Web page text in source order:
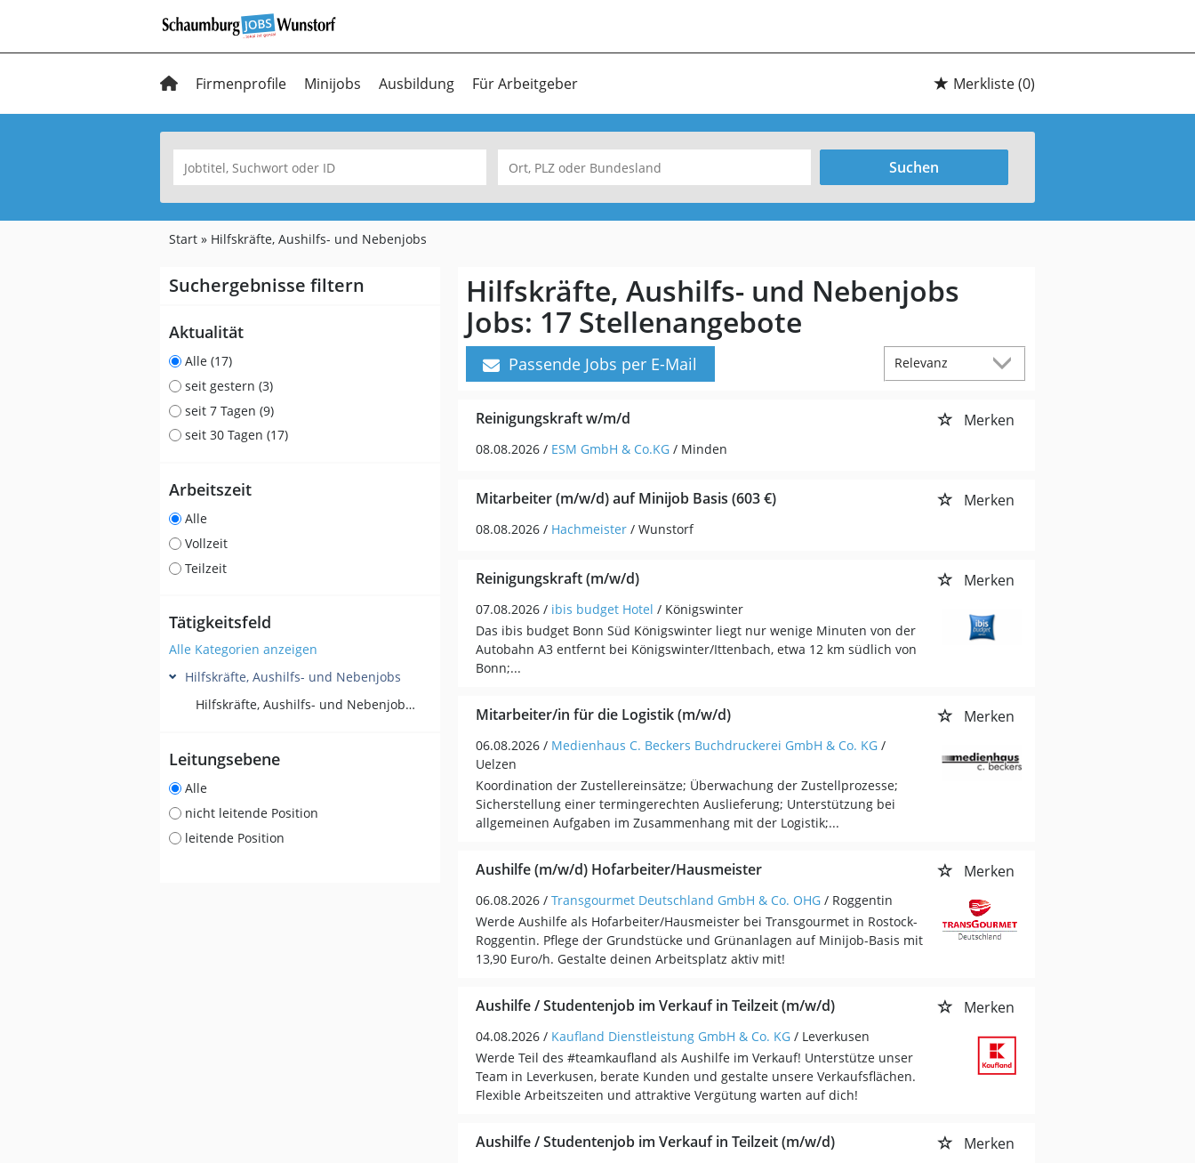
Firmenprofile Minijobs Ausbildung Für Arbeitgeber Merkliste(0)
Suchen
Start Hilfskräfte, Aushilfs- und Nebenjobs
Suchergebnisse filtern
Aktualität
Alle (17)
seit gestern (3)
seit 7 Tagen (9)
seit 30 Tagen (17)
Arbeitszeit
Alle
Vollzeit
Teilzeit
Tätigkeitsfeld
Alle Kategorien anzeigen
Hilfskräfte, Aushilfs- und Nebenjobs
Hilfskräfte, Aushilfs- und Nebenjobs (17)
Leitungsebene
Alle
nicht leitende Position
leitende Position
Hilfskräfte, Aushilfs- und Nebenjobs
Jobs: 17 Stellenangebote
Passende Jobs per E-Mail
Reinigungskraft w/m/d Merken
08.08.2026 / ESM GmbH & Co.KG / Minden
Mitarbeiter (m/w/d) auf Minijob Basis (603 €) Merken
08.08.2026 / Hachmeister / Wunstorf
Reinigungskraft (m/w/d) Merken
07.08.2026 / ibis budget Hotel / Königswinter
Das ibis budget Bonn Süd Königswinter liegt nur wenige Minuten von der
Autobahn A3 entfernt bei Königswinter/Ittenbach, etwa 12 km südlich von
Bonn;...
Mitarbeiter/in für die Logistik (m/w/d) Merken
06.08.2026 / Medienhaus C. Beckers Buchdruckerei GmbH & Co. KG /
Uelzen
Koordination der Zustellereinsätze; Überwachung der Zustellprozesse;
Sicherstellung einer termingerechten Auslieferung; Unterstützung bei
allgemeinen Aufgaben im Zusammenhang mit der Logistik;...
Aushilfe (m/w/d) Hofarbeiter/Hausmeister Merken
06.08.2026 / Transgourmet Deutschland GmbH & Co. OHG / Roggentin
Werde Aushilfe als Hofarbeiter/Hausmeister bei Transgourmet in Rostock-
Roggentin. Pflege der Grundstücke und Grünanlagen auf Minijob-Basis mit
13,90 Euro/h. Gestalte deinen Arbeitsplatz aktiv mit!
Aushilfe / Studentenjob im Verkauf in Teilzeit (m/w/d) Merken
04.08.2026 / Kaufland Dienstleistung GmbH & Co. KG / Leverkusen
Werde Teil des #teamkaufland als Aushilfe im Verkauf! Unterstütze unser
Team in Leverkusen, berate Kunden und gestalte unsere Verkaufsflächen.
Flexible Arbeitszeiten und attraktive Vergütung warten auf dich!
Aushilfe / Studentenjob im Verkauf in Teilzeit (m/w/d) Merken